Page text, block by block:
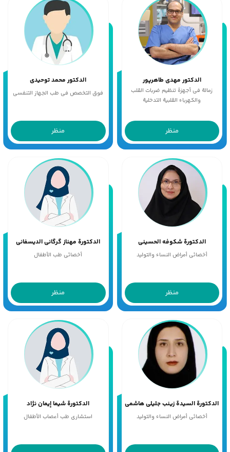
الدکتور مهدی طاهرپور
زمالة فی أجهزة تنظیم ضربات القلب
والکهرباء القلبیة التدخلیة
منظر
الدکتور محمد توحیدی
فوق التخصص فی طب الجهاز التنفسی
منظر
الدکتورة شکوفه الحسینی
أخصائی أمراض النساء والتولید
منظر
الدکتورة مهناز گرگانی الدیسفانی
أخصائی طب الأطفال
منظر
الدکتورة السیدة زینب جلیلی هاشمی
أخصائی أمراض النساء والتولید
الدکتورة شیما إیمان نژاد
استشاری طب أعصاب الأطفال